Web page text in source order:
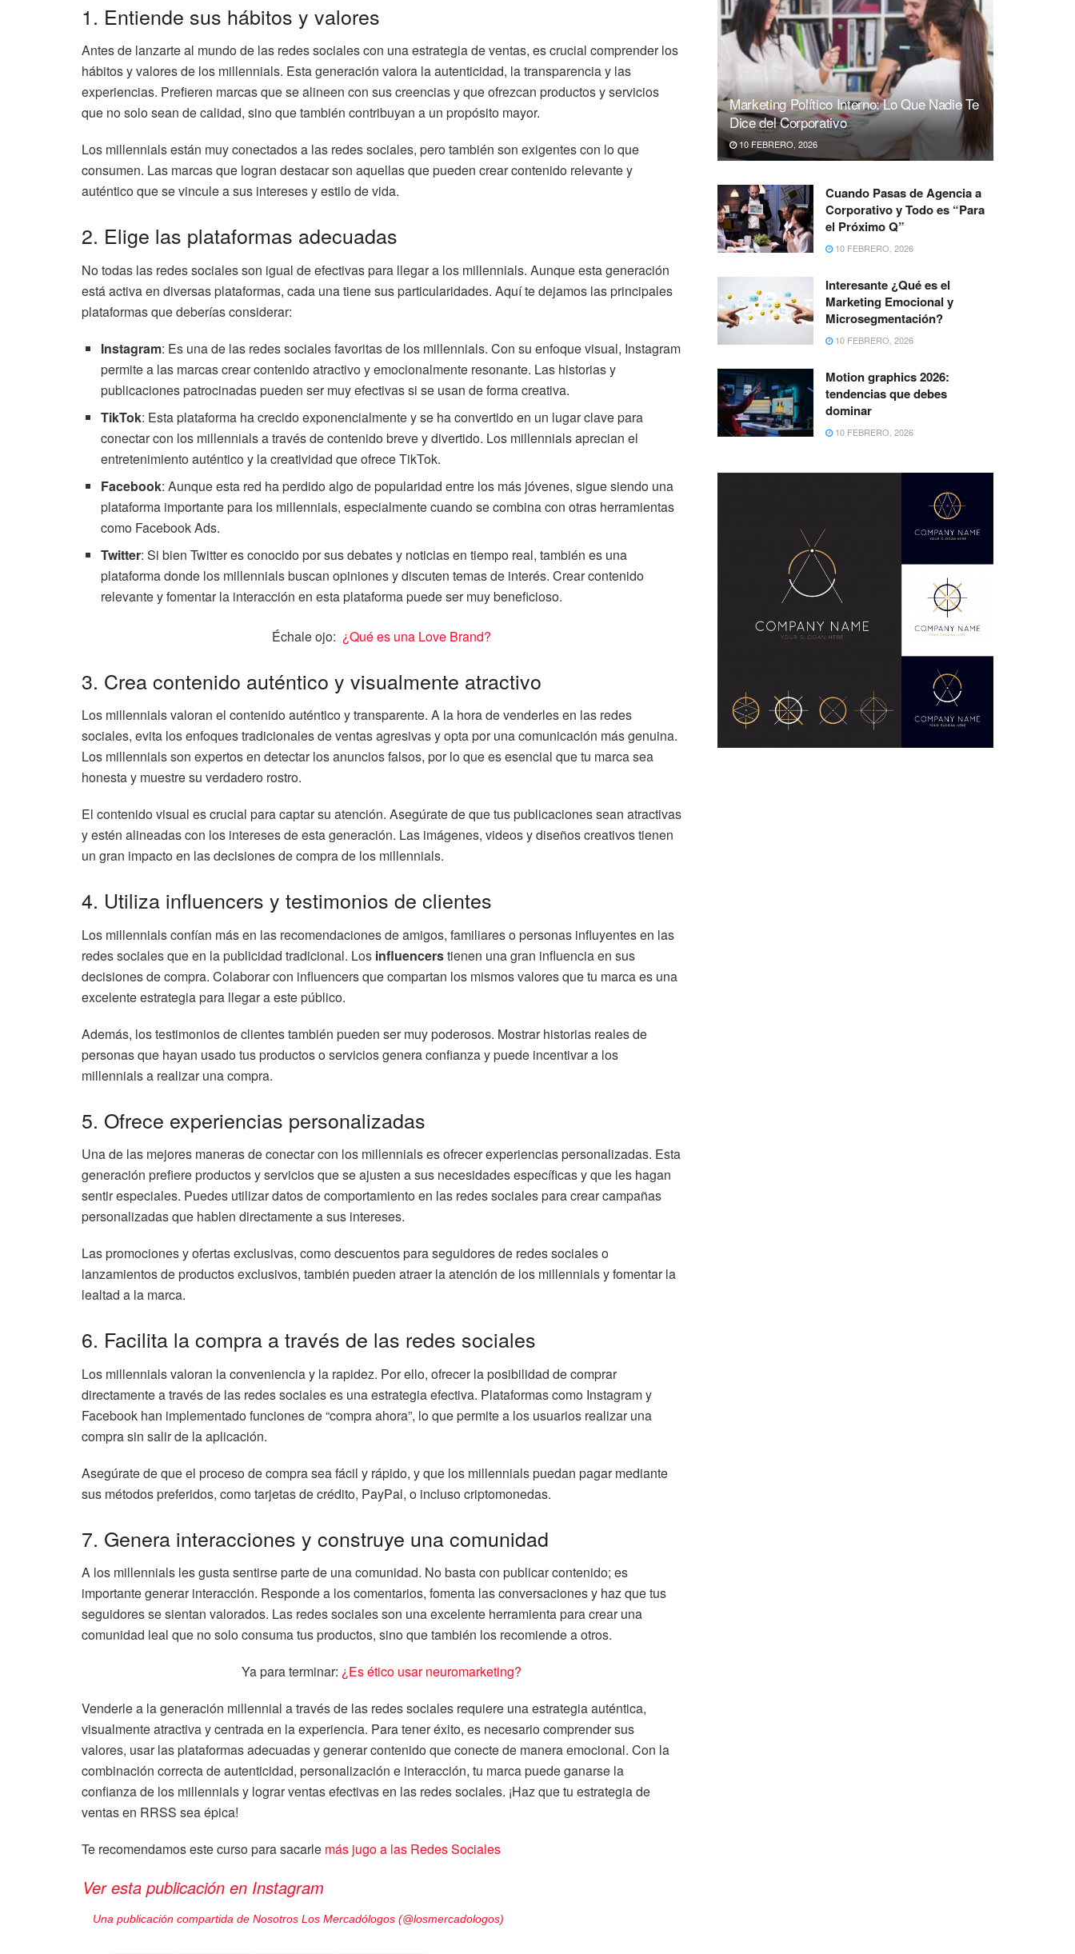
1. Entiende sus hábitos y valores
Antes de lanzarte al mundo de las redes sociales con una estrategia de ventas, es crucial comprender los
hábitos y valores de los millennials. Esta generación valora la autenticidad, la transparencia y las
experiencias. Prefieren marcas que se alineen con sus creencias y que ofrezcan productos y servicios
que no solo sean de calidad, sino que también contribuyan a un propósito mayor.
Los millennials están muy conectados a las redes sociales, pero también son exigentes con lo que
consumen. Las marcas que logran destacar son aquellas que pueden crear contenido relevante y
auténtico que se vincule a sus intereses y estilo de vida.
2. Elige las plataformas adecuadas
No todas las redes sociales son igual de efectivas para llegar a los millennials. Aunque esta generación
está activa en diversas plataformas, cada una tiene sus particularidades. Aquí te dejamos las principales
plataformas que deberías considerar:
Instagram: Es una de las redes sociales favoritas de los millennials. Con su enfoque visual, Instagram
permite a las marcas crear contenido atractivo y emocionalmente resonante. Las historias y
publicaciones patrocinadas pueden ser muy efectivas si se usan de forma creativa.
TikTok: Esta plataforma ha crecido exponencialmente y se ha convertido en un lugar clave para
conectar con los millennials a través de contenido breve y divertido. Los millennials aprecian el
entretenimiento auténtico y la creatividad que ofrece TikTok.
Facebook: Aunque esta red ha perdido algo de popularidad entre los más jóvenes, sigue siendo una
plataforma importante para los millennials, especialmente cuando se combina con otras herramientas
como Facebook Ads.
Twitter: Si bien Twitter es conocido por sus debates y noticias en tiempo real, también es una
plataforma donde los millennials buscan opiniones y discuten temas de interés. Crear contenido
relevante y fomentar la interacción en esta plataforma puede ser muy beneficioso.
Échale ojo: ¿Qué es una Love Brand?
3. Crea contenido auténtico y visualmente atractivo
Los millennials valoran el contenido auténtico y transparente. A la hora de venderles en las redes
sociales, evita los enfoques tradicionales de ventas agresivas y opta por una comunicación más genuina.
Los millennials son expertos en detectar los anuncios falsos, por lo que es esencial que tu marca sea
honesta y muestre su verdadero rostro.
El contenido visual es crucial para captar su atención. Asegúrate de que tus publicaciones sean atractivas
y estén alineadas con los intereses de esta generación. Las imágenes, videos y diseños creativos tienen
un gran impacto en las decisiones de compra de los millennials.
4. Utiliza influencers y testimonios de clientes
Los millennials confían más en las recomendaciones de amigos, familiares o personas influyentes en las
redes sociales que en la publicidad tradicional. Los influencerstienen una gran influencia en sus
decisiones de compra. Colaborar con influencers que compartan los mismos valores que tu marca es una
excelente estrategia para llegar a este público.
Además, los testimonios de clientes también pueden ser muy poderosos. Mostrar historias reales de
personas que hayan usado tus productos o servicios genera confianza y puede incentivar a los
millennials a realizar una compra.
5. Ofrece experiencias personalizadas
Una de las mejores maneras de conectar con los millennials es ofrecer experiencias personalizadas. Esta
generación prefiere productos y servicios que se ajusten a sus necesidades específicas y que les hagan
sentir especiales. Puedes utilizar datos de comportamiento en las redes sociales para crear campañas
personalizadas que hablen directamente a sus intereses.
Las promociones y ofertas exclusivas, como descuentos para seguidores de redes sociales o
lanzamientos de productos exclusivos, también pueden atraer la atención de los millennials y fomentar la
lealtad a la marca.
6. Facilita la compra a través de las redes sociales
Los millennials valoran la conveniencia y la rapidez. Por ello, ofrecer la posibilidad de comprar
directamente a través de las redes sociales es una estrategia efectiva. Plataformas como Instagram y
Facebook han implementado funciones de “compra ahora”, lo que permite a los usuarios realizar una
compra sin salir de la aplicación.
Asegúrate de que el proceso de compra sea fácil y rápido, y que los millennials puedan pagar mediante
sus métodos preferidos, como tarjetas de crédito, PayPal, o incluso criptomonedas.
7. Genera interacciones y construye una comunidad
A los millennials les gusta sentirse parte de una comunidad. No basta con publicar contenido; es
importante generar interacción. Responde a los comentarios, fomenta las conversaciones y haz que tus
seguidores se sientan valorados. Las redes sociales son una excelente herramienta para crear una
comunidad leal que no solo consuma tus productos, sino que también los recomiende a otros.
Ya para terminar: ¿Es ético usar neuromarketing?
Venderle a la generación millennial a través de las redes sociales requiere una estrategia auténtica,
visualmente atractiva y centrada en la experiencia. Para tener éxito, es necesario comprender sus
valores, usar las plataformas adecuadas y generar contenido que conecte de manera emocional. Con la
combinación correcta de autenticidad, personalización e interacción, tu marca puede ganarse la
confianza de los millennials y lograr ventas efectivas en las redes sociales. ¡Haz que tu estrategia de
ventas en RRSS sea épica!
Te recomendamos este curso para sacarle más jugo a las Redes Sociales
Ver esta publicación en Instagram
Una publicación compartida de Nosotros Los Mercadólogos (@losmercadologos)
Marketing Político Interno: Lo Que Nadie Te
Dice del Corporativo
10 FEBRERO, 2026
Cuando Pasas de Agencia a
Corporativo y Todo es “Para
el Próximo Q”
10 FEBRERO, 2026
Interesante ¿Qué es el
Marketing Emocional y
Microsegmentación?
10 FEBRERO, 2026
Motion graphics 2026:
tendencias que debes
dominar
10 FEBRERO, 2026